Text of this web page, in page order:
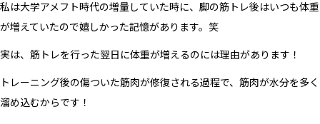
私は大学アメフト時代の増量していた時に、脚の筋トレ後はいつも体重
が増えていたので嬉しかった記憶があります。笑
実は、筋トレを行った翌日に体重が増えるのには理由があります！
トレーニング後の傷ついた筋肉が修復される過程で、筋肉が水分を多く
溜め込むからです！